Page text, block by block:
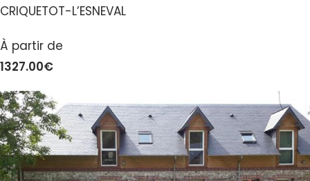
CRIQUETOT-L’ESNEVAL
À partir de
1327.00€